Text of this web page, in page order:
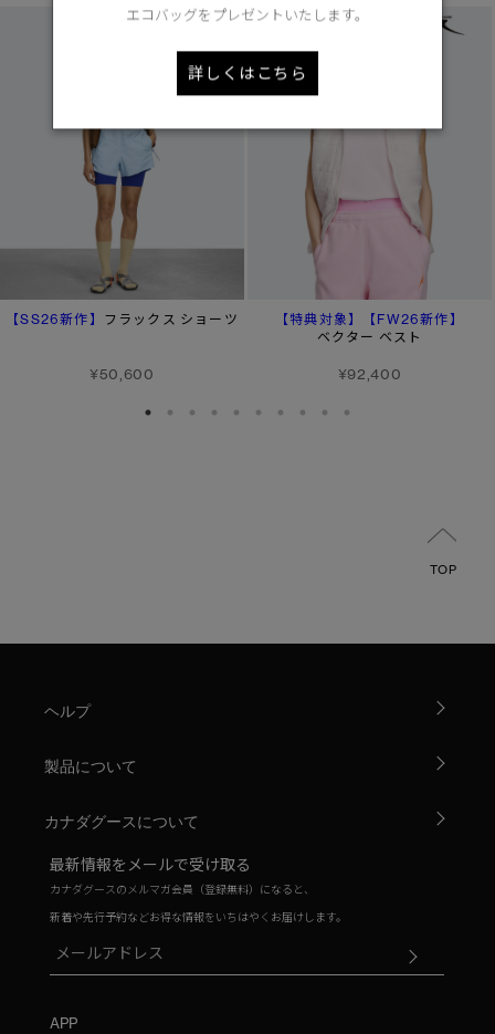
【SS26新作】 フラックス ショーツ
¥50,600
【特典対象】 【FW26新作】
ベクター ベスト
¥92,400
TOP
ヘルプ
製品について
カナダグースについて
最新情報をメールで受け取る
カナダグースのメルマガ会員（登録無料）になると、
新着や先行予約などお得な情報をいちはやくお届けします。
APP
エコバッグをプレゼントいたします。
詳しくはこちら